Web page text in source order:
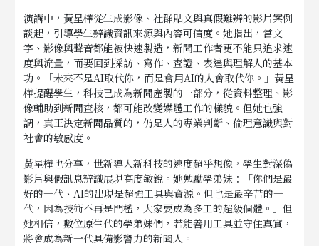
演講中，黃星樺從生成影像、社群貼文與真假難辨的影片案例
談起，引導學生辨識資訊來源與內容可信度。她指出，當文
字、影像與聲音都能被快速製造，新聞工作者更不能只追求速
度與流量，而要回到採訪、寫作、查證、表達與理解人的基本
功。「未來不是AI取代你，而是會用AI的人會取代你。」黃星
樺提醒學生，科技已成為新聞產製的一部分，從資料整理、影
像輔助到新聞查核，都可能改變媒體工作的樣貌。但她也強
調，真正決定新聞品質的，仍是人的專業判斷、倫理意識與對
社會的敏感度。
黃星樺也分享，世新導入新科技的速度超乎想像，學生對深偽
影片與假訊息辨識展現高度敏銳。她勉勵學弟妹：「你們是最
好的一代、AI的出現是超強工具與資源。但也是最辛苦的一
代，因為技術不再是門檻，大家要成為多工的超級個體。」但
她相信，數位原生代的學弟妹們，若能善用工具並守住真實，
將會成為新一代具備影響力的新聞人。